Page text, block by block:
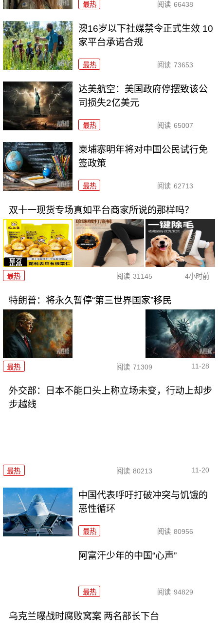
最热 阅读 66438
澳16岁以下社媒禁令正式生效 10
家平台承诺合规
最热 阅读 73653
达美航空：美国政府停摆致该公
司损失2亿美元
最热 阅读 65007
柬埔寨明年将对中国公民试行免
签政策
最热 阅读 62713
双十一现货专场真如平台商家所说的那样吗？
最热 阅读 31145 4小时前
特朗普：将永久暂停“第三世界国家”移民
最热 阅读 71309 11-28
外交部：日本不能口头上称立场未变，行动上却步
步越线
最热 阅读 80213 11-20
中国代表呼吁打破冲突与饥饿的
恶性循环
最热 阅读 80956
阿富汗少年的中国“心声”
最热 阅读 94829
乌克兰曝战时腐败窝案 两名部长下台